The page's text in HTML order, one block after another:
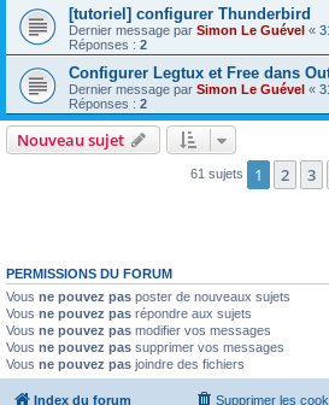
[tutoriel] configurer Thunderbird
Dernier message par Simon Le Guével «
Réponses : 2
Configurer Legtux et Free dans
Dernier message par Simon Le Guével «
Réponses : 2
Nouveau sujet
61 sujets 1 2 3
PERMISSIONS DU FORUM
Vous ne pouvez pas poster de nouveaux sujets
Vous ne pouvez pas répondre aux sujets
Vous ne pouvez pas modifier vos messages
Vous ne pouvez pas supprimer vos messages
Vous ne pouvez pas joindre des fichiers
Index du forum Supprimer les